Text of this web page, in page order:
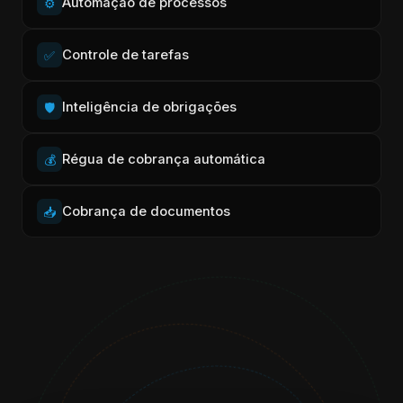
✅ Controle de tarefas
🛡️ Inteligência de obrigações
💰 Régua de cobrança automática
📥 Cobrança de documentos